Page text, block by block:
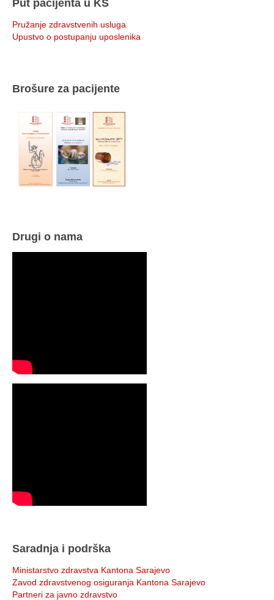
Put pacijenta u KS
Pružanje zdravstvenih usluga
Upustvo o postupanju uposlenika
Brošure za pacijente
Drugi o nama
Saradnja i podrška
Ministarstvo zdravstva Kantona Sarajevo
Zavod zdravstvenog osiguranja Kantona Sarajevo
Partneri za javno zdravstvo